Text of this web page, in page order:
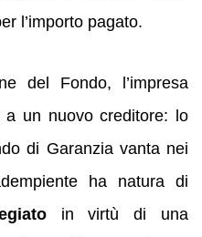
l’importo pagato.
del Fondo, l’impresa
un nuovo creditore: lo
di Garanzia vanta nei
ha natura di
in virtù di una